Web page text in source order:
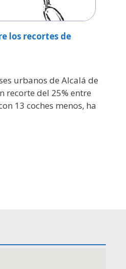
los recortes de
urbanos de Alcalá de
recorte del 25% entre
13 coches menos, ha